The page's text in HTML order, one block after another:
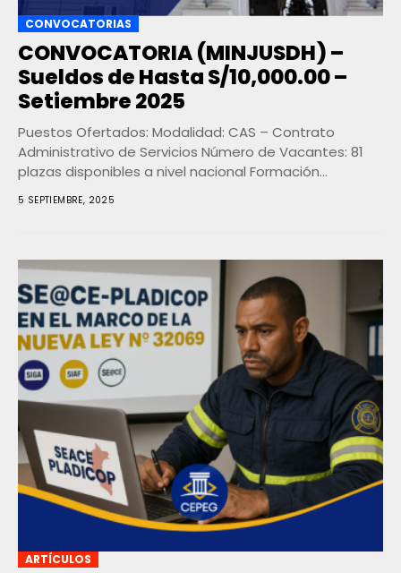
CONVOCATORIAS
CONVOCATORIA (MINJUSDH) –
Sueldos de Hasta S/10,000.00 –
Setiembre 2025
Puestos Ofertados: Modalidad: CAS – Contrato
Administrativo de Servicios Número de Vacantes: 81
plazas disponibles a nivel nacional Formación
5 SEPTIEMBRE, 2025
ARTÍCULOS